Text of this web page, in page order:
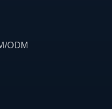
ODM